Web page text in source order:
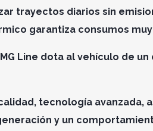
trayectos diarios sin
garantiza consumos
Line dota al vehículo de
tecnología avanzada,
y un